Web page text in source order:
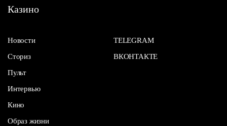
Казино
Новости
Сториз
Пульт
Интервью
Кино
Образ жизни
TELEGRAM
ВКОНТАКТЕ